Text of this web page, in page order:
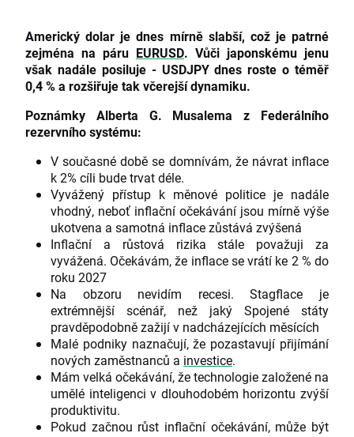
Americký dolar je dnes mírně slabší, což je patrné
zejména na páru EURUSD. Vůči japonskému jenu
však nadále posiluje - USDJPY dnes roste o téměř
0,4 % a rozšiřuje tak včerejší dynamiku.
Poznámky Alberta G. Musalema z Federálního
rezervního systému:
V současné době se domnívám, že návrat inflace
k 2% cíli bude trvat déle.
Vyvážený přístup k měnové politice je nadále
vhodný, neboť inflační očekávání jsou mírně výše
ukotvena a samotná inflace zůstává zvýšená
Inflační a růstová rizika stále považuji za
vyvážená. Očekávám, že inflace se vrátí ke 2 % do
roku 2027
Na obzoru nevidím recesi. Stagflace je
extrémnější scénář, než jaký Spojené státy
pravděpodobně zažijí v nadcházejících měsících
Malé podniky naznačují, že pozastavují přijímání
nových zaměstnanců a investice.
Mám velká očekávání, že technologie založené na
umělé inteligenci v dlouhodobém horizontu zvýší
produktivitu.
Pokud začnou růst inflační očekávání, může být